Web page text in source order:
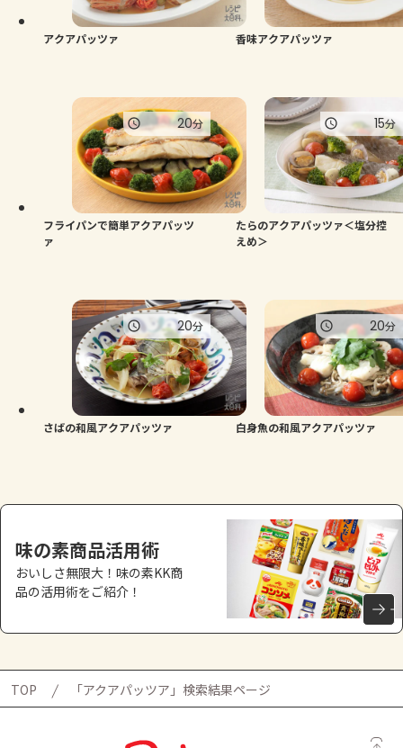
アクアパッツァ 香味アクアパッツァ
フライパンで簡単アクアパッツ
ァ
20分
たらのアクアパッツァ＜塩分控
えめ＞
15分
さばの和風アクアパッツァ
20分
白身魚の和風アクアパッツァ
20分
味の素商品活用術
おいしさ無限大！味の素KK商
品の活用術をご紹介！
TOP 「アクアパッツア」検索結果ページ